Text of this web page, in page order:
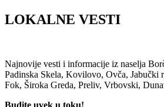
LOKALNE VESTI
Najnovije vesti i informacije iz naselja
Padinska Skela, Kovilovo, Ovča, Jabučki
Fok, Široka Greda, Preliv, Vrbovski,